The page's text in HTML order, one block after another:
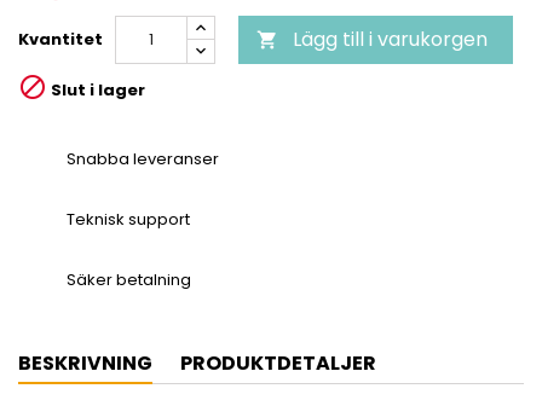
Kvantitet  Lägg till i varukorgen
 Slut i lager
Snabba leveranser
Teknisk support
Säker betalning
BESKRIVNING PRODUKTDETALJER